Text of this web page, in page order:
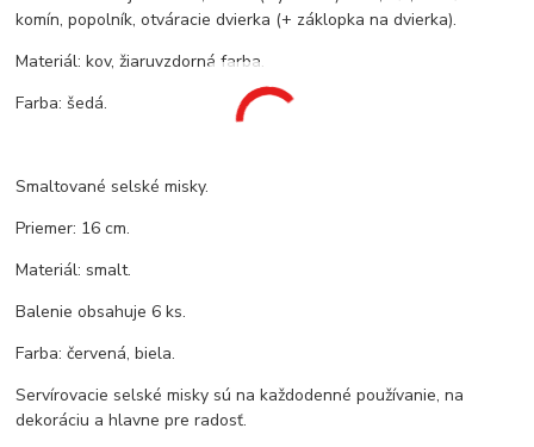
komín, popolník, otváracie dvierka (+ záklopka na dvierka).
Materiál: kov, žiaruvzdorná farba.
Farba: šedá.
Smaltované selské misky.
Priemer: 16 cm.
Materiál: smalt.
Balenie obsahuje 6 ks.
Farba: červená, biela.
Servírovacie selské misky sú na každodenné používanie, na
dekoráciu a hlavne pre radosť.